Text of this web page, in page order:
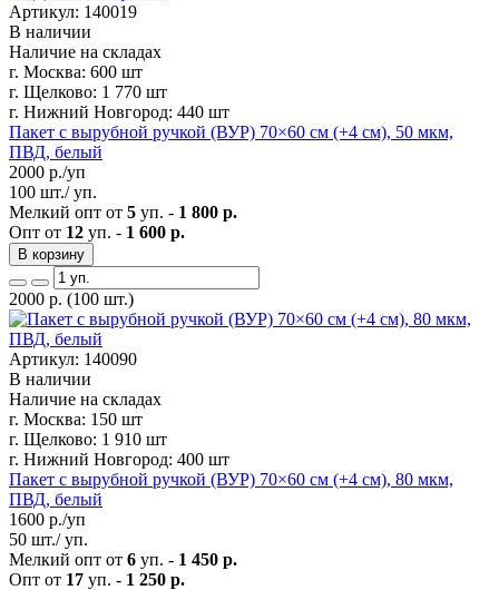
Артикул: 140019
В наличии
Наличие на складах
г. Москва: 600 шт
г. Щелково: 1 770 шт
г. Нижний Новгород: 440 шт
Пакет с вырубной ручкой (ВУР) 70×60 см (+4 см), 50 мкм,
ПВД, белый
2000 р./уп
100 шт./ уп.
Мелкий опт от 5 уп. - 1 800 р.
Опт от 12 уп. - 1 600 р.
В корзину
2000 р. (100 шт.)
Артикул: 140090
В наличии
Наличие на складах
г. Москва: 150 шт
г. Щелково: 1 910 шт
г. Нижний Новгород: 400 шт
Пакет с вырубной ручкой (ВУР) 70×60 см (+4 см), 80 мкм,
ПВД, белый
1600 р./уп
50 шт./ уп.
Мелкий опт от 6 уп. - 1 450 р.
Опт от 17 уп. - 1 250 р.